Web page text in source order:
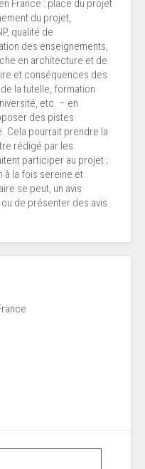
France : place du projet
du projet,
qualité de
des enseignements,
en architecture et de
et conséquences des
la tutelle, formation
etc. – en
des pistes
Cela pourrait prendre la
rédigé par les
participer au projet ;
à la fois sereine et
se peut, un avis
de présenter des avis